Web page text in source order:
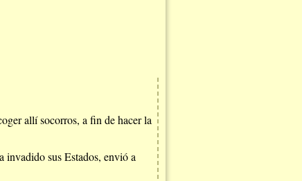
allí socorros, a fin de hacer la
invadido sus Estados, envió a